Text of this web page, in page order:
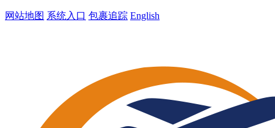
网站地图 系统入口 包裹追踪 English